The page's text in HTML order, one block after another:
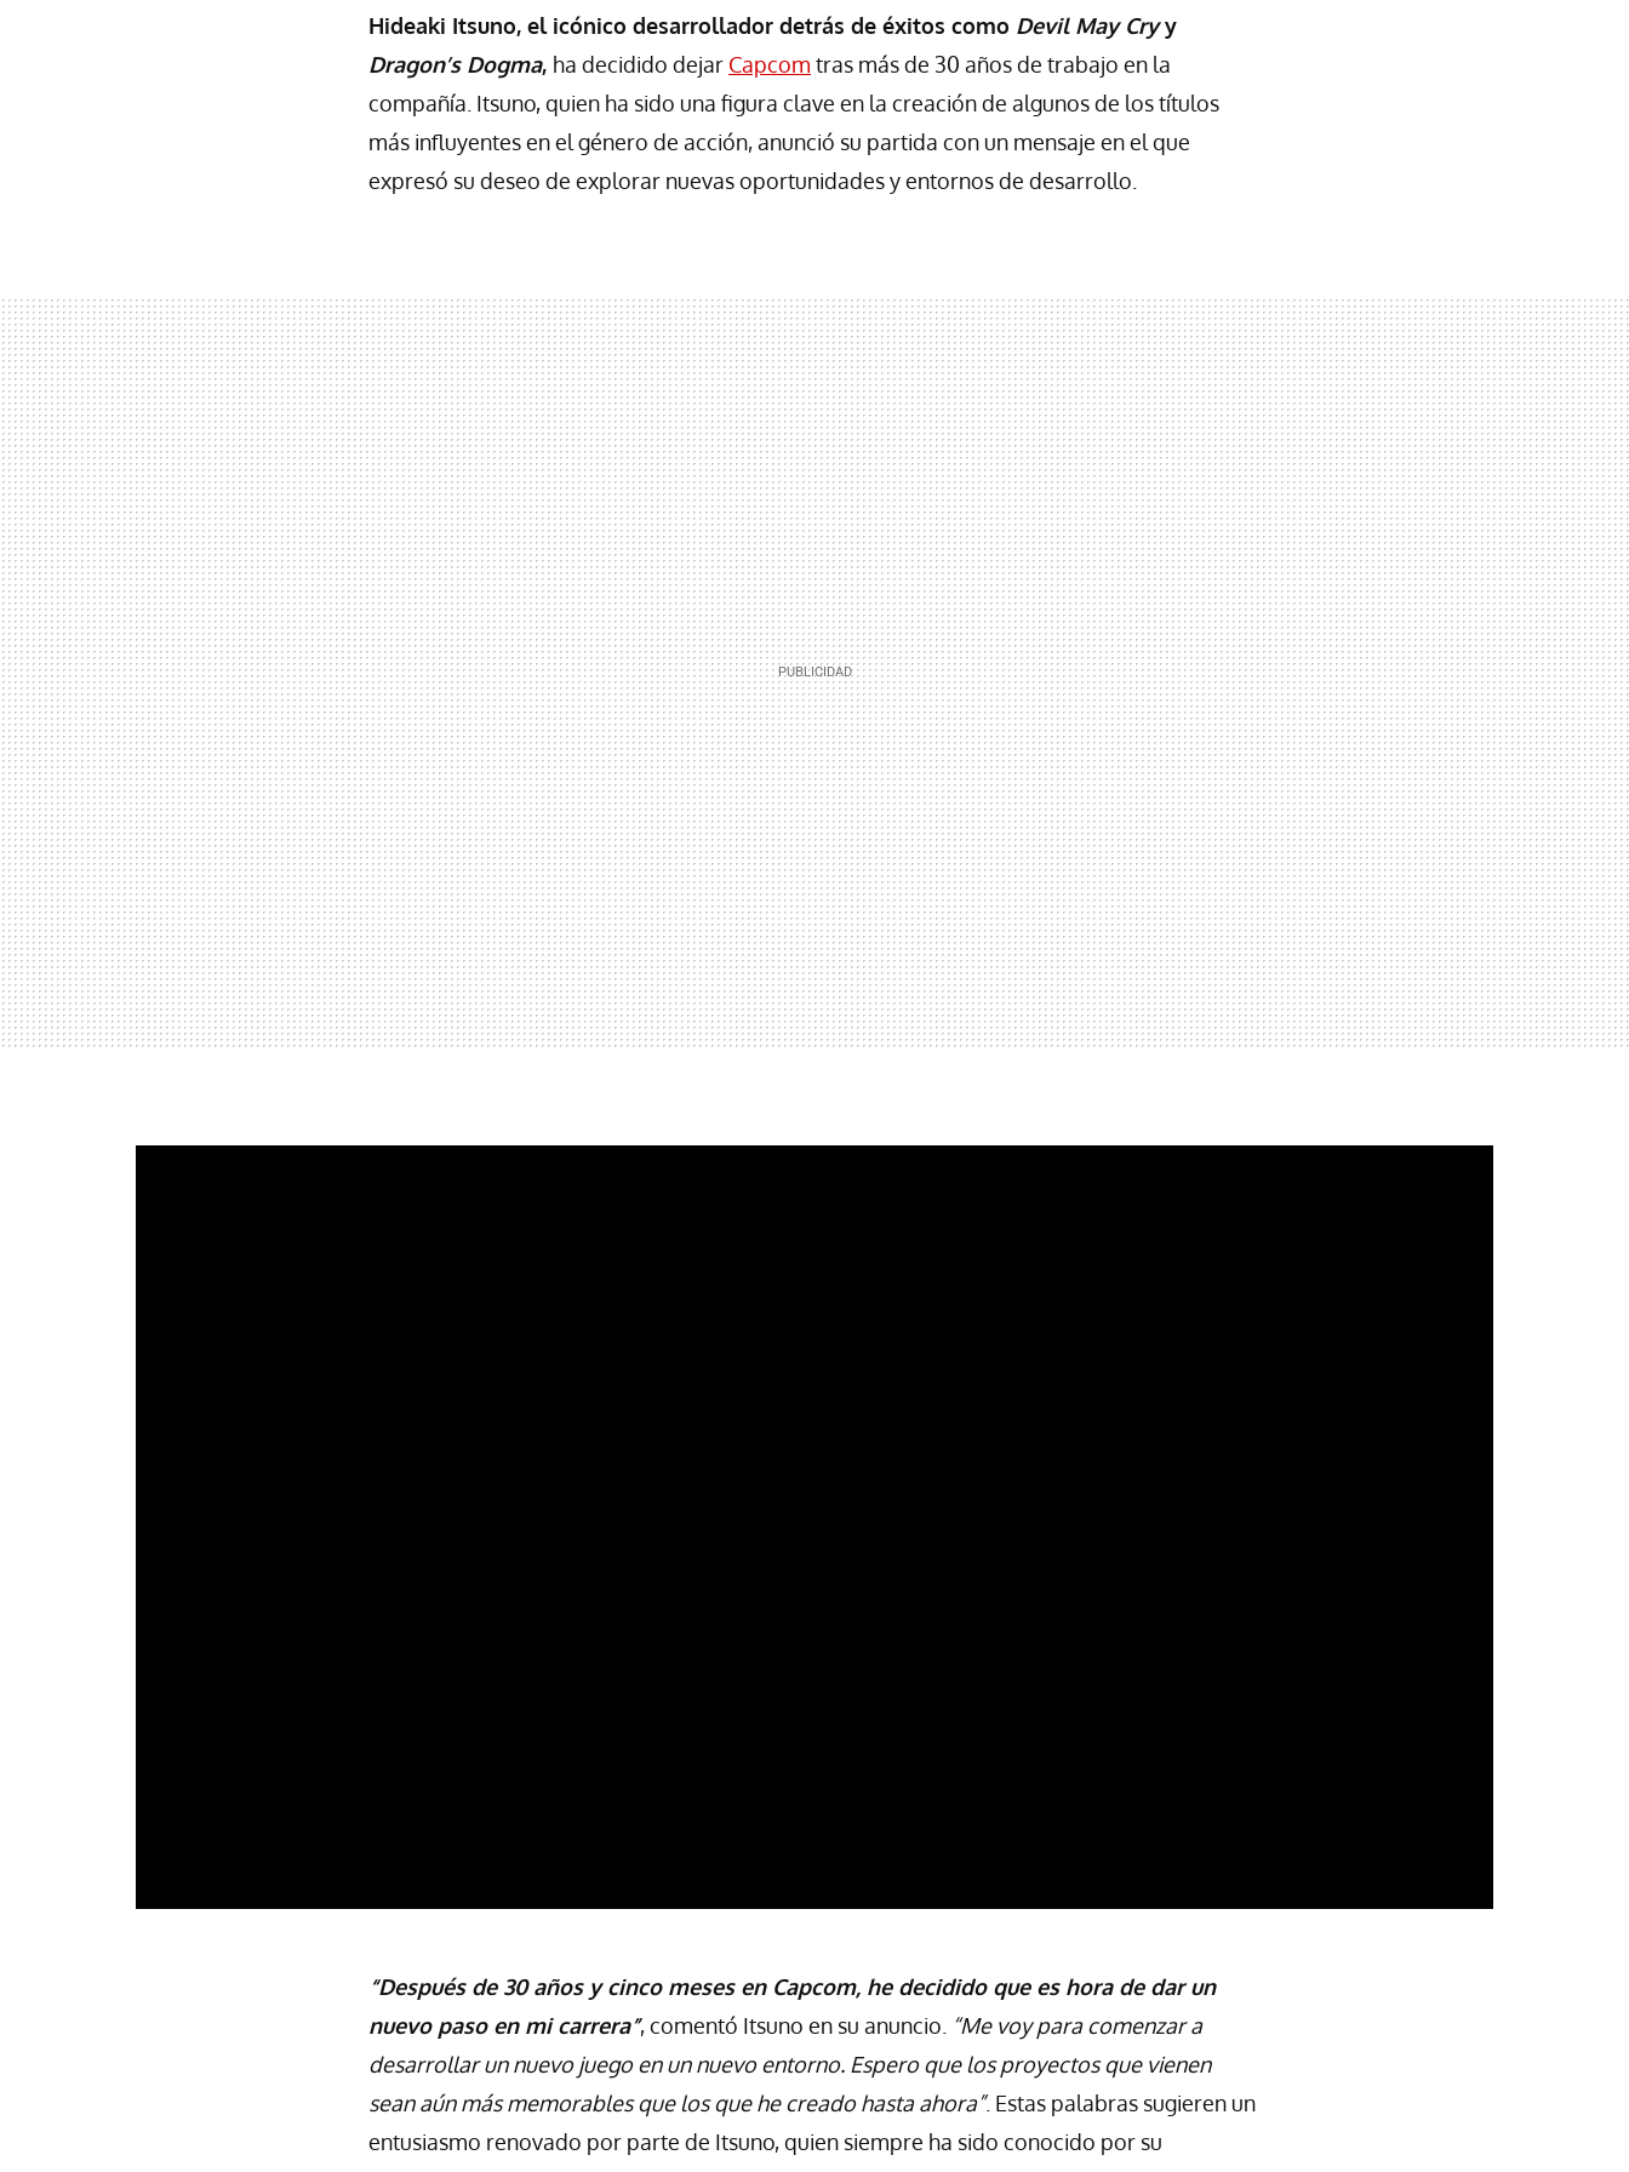
Hideaki Itsuno, el icónico desarrollador detrás de éxitos como Devil May Cryy
Dragon’s Dogma, ha decidido dejar Capcom tras más de 30 años de trabajo en la
compañía. Itsuno, quien ha sido una figura clave en la creación de algunos de los títulos
más influyentes en el género de acción, anunció su partida con un mensaje en el que
expresó su deseo de explorar nuevas oportunidades y entornos de desarrollo.
“Después de 30 años y cinco meses en Capcom, he decidido que es hora de dar un
nuevo paso en mi carrera”, comentó Itsuno en su anuncio. “Me voy para comenzar a
desarrollar un nuevo juego en un nuevo entorno. Espero que los proyectos que vienen
sean aún más memorables que los que he creado hasta ahora”. Estas palabras sugieren un
entusiasmo renovado por parte de Itsuno, quien siempre ha sido conocido por su